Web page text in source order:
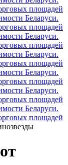
площадей
Беларуси.
площадей
Беларуси.
площадей
Беларуси.
площадей
Беларуси.
площадей
Беларуси.
площадей
Беларуси.
площадей